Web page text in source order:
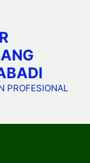
PROFESIONAL